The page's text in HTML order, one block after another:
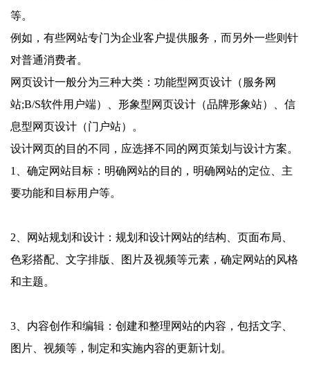
等。
例如，有些网站专门为企业客户提供服务，而另外一些则针
对普通消费者。
网页设计一般分为三种大类：功能型网页设计（服务网
站;B/S软件用户端）、形象型网页设计（品牌形象站）、信
息型网页设计（门户站）。
设计网页的目的不同，应选择不同的网页策划与设计方案。
1、确定网站目标：明确网站的目的，明确网站的定位、主
要功能和目标用户等。
2、网站规划和设计：规划和设计网站的结构、页面布局、
色彩搭配、文字排版、图片及视频等元素，确定网站的风格
和主题。
3、内容创作和编辑：创建和整理网站的内容，包括文字、
图片、视频等，制定和实施内容的更新计划。